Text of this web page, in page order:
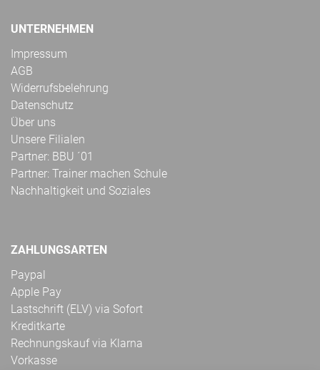
UNTERNEHMEN
Impressum
AGB
Widerrufsbelehrung
Datenschutz
Über uns
Unsere Filialen
Partner: BBU ´01
Partner: Trainer machen Schule
Nachhaltigkeit und Soziales
ZAHLUNGSARTEN
Paypal
Apple Pay
Lastschrift (ELV) via Sofort
Kreditkarte
Rechnungskauf via Klarna
Vorkasse